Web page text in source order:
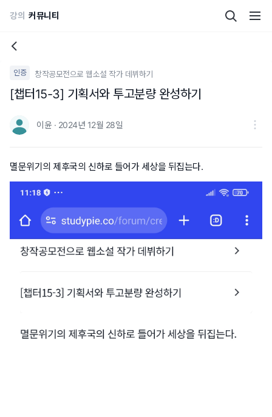
강의 커뮤니티
인증 창작공모전으로 웹소설 작가 데뷔하기
[챕터15-3] 기획서와 투고분량 완성하기
이윤 · 2024년 12월 28일
멸문위기의 제후국의 신하로 들어가 세상을 뒤집는다.